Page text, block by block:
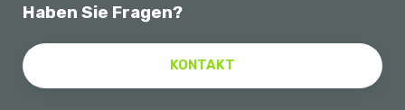
Haben Sie Fragen?
KONTAKT